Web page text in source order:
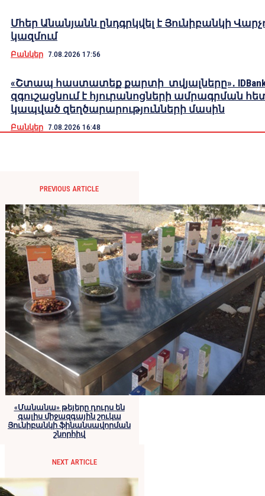
Մհեր Անանյանն ընդգրկվել է Յունիբանկի
կազմում
Բանկեր 7.08.2026 17:56
«Շտապ հաստատեք քարտի տվյալները»․
զգուշացնում է հյուրանոցների ամրագրման
կապված զեղծարարությունների մասին
Բանկեր 7.08.2026 16:48
PREVIOUS ARTICLE
«Մանանա» թեյերը դուրս են
գալիս միջազգային շուկա
Յունիբանկի ֆինանսավորման
շնորհիվ
NEXT ARTICLE